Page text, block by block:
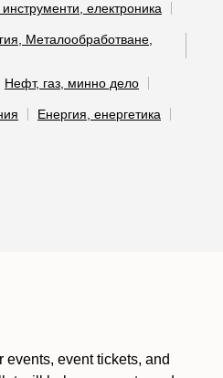
електроника
Металообработване,
Нефт, газ, минно дело
Енергия, енергетика
events, event tickets, and